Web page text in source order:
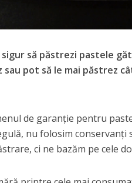
să păstrezi pastele
sau pot să le mai păstrez
de garanţie pentru
nu folosim
ci ne bazăm pe cele